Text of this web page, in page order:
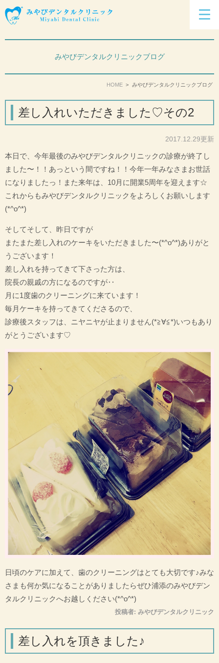
みやびデンタルクリニックブログ
HOME みやびデンタルクリニックブログ
差し入れいただきました♡その2
2017.12.29更新
本日で、今年最後のみやびデンタルクリニックの診療が終了し
ました〜！！あっという間ですね！！今年一年みなさまお世話
になりましたっ！また来年は、10月に開業5周年を迎えます☆
これからもみやびデンタルクリニックをよろしくお願いします
(*^o^*)
そしてそして、昨日ですが
またまた差し入れのケーキをいただきました〜(*^o^*)ありがと
うございます！
差し入れを持ってきて下さった方は、
院長の親戚の方になるのですが‥
月に1度歯のクリーニングに来ています！
毎月ケーキを持ってきてくださるので、
診療後スタッフは、ニヤニヤが止まりません(*≧∀≦*)いつもあり
がとうございます♡
日頃のケアに加えて、歯のクリーニングはとても大切です♪みな
さまも何か気になることがありましたらぜひ浦添のみやびデン
タルクリニックへお越しください(*^o^*)
投稿者: みやびデンタルクリニック
差し入れを頂きました♪